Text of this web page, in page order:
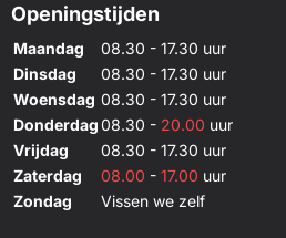
Openingstijden
Maandag
08.30 - 17.30 uur
Dinsdag
08.30 - 17.30 uur
Woensdag 08.30 - 17.30 uur
Donderdag08.30 - 20.00 uur
Vrijdag
08.30 - 17.30 uur
Zaterdag
08.00 - 17.00 uur
Zondag
Vissen we zelf